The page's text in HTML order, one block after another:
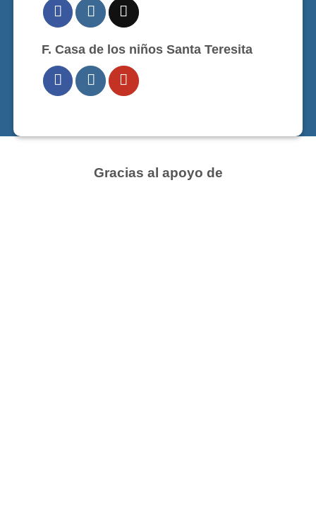
F. Casa de los niños Santa Teresita
Gracias al apoyo de